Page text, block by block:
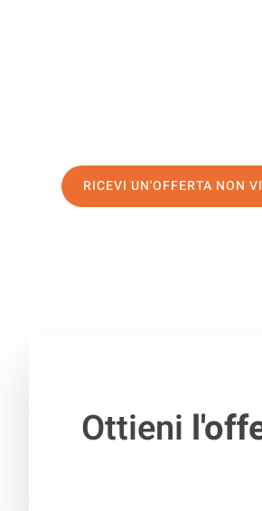
RICEVI UN'OFFERTA NON
Ottieni